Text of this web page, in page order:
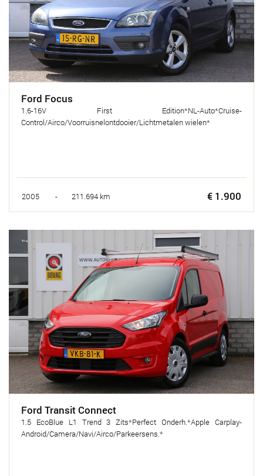
Ford Focus
1.6-16V First Edition*NL-Auto*Cruise-
Control/Airco/Voorruisnelontdooier/Lichtmetalen wielen*
2005 - 211.694 km € 1.900
Ford Transit Connect
1.5 EcoBlue L1 Trend 3 Zits*Perfect Onderh.*Apple Carplay-
Android/Camera/Navi/Airco/Parkeersens.*